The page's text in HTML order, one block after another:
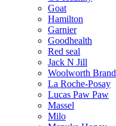
Goat
Hamilton
Garnier
Goodhealth
Red seal
Jack N Jill
Woolworth Brand
La Roche-Posay
Lucas Paw Paw
Massel
Milo